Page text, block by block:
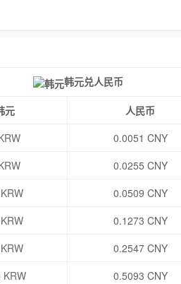
韩元兑人民币
元
人民币
0.0051 CNY
0.0255 CNY
0.0509 CNY
0.1273 CNY
0.2547 CNY
KRW
0.5093 CNY